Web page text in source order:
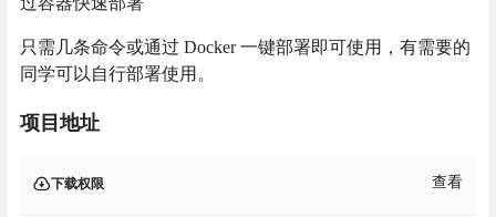
只需几条命令或通过 Docker 一键部署即可使用，有需要的
同学可以自行部署使用。
项目地址
下载权限 查看